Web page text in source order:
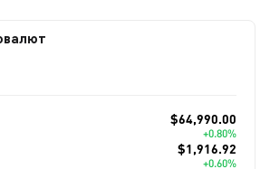
$64,990.00
+0.80%
$1,916.92
+0.60%